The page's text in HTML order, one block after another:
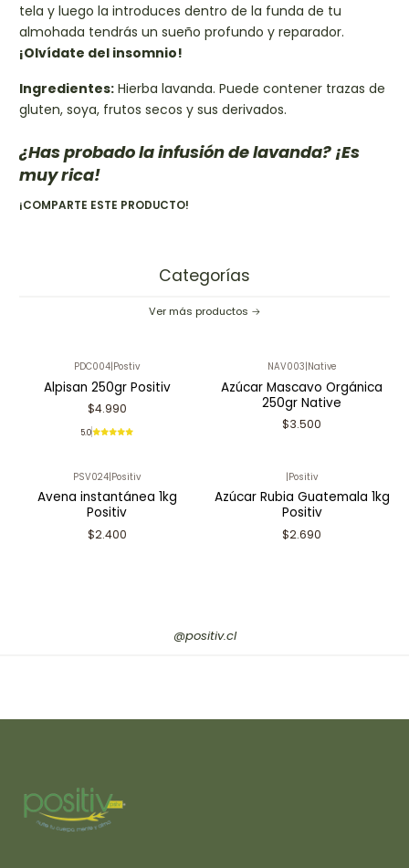
tela y luego la introduces dentro de la funda de tu
almohada tendrás un sueño profundo y reparador.
¡Olvídate del insomnio!
Ingredientes: Hierba lavanda. Puede contener trazas de
gluten, soya, frutos secos y sus derivados.
¿Has probado la infusión de lavanda? ¡Es
muy rica!
¡COMPARTE ESTE PRODUCTO!
Categorías
Ver más productos
PDC004|Postiv
Alpisan 250gr Positiv
$4.990
5.0
NAV003|Native
Azúcar Mascavo Orgánica
250gr Native
$3.500
PSV024|Positiv
Avena instantánea 1kg
Positiv
$2.400
|Positiv
Azúcar Rubia Guatemala 1kg
Positiv
$2.690
@positiv.cl